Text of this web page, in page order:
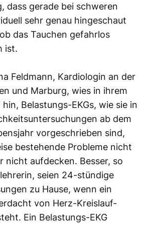
dass gerade bei schweren
sehr genau hingeschaut
das Tauchen gefahrlos
ist.
Feldmann, Kardiologin an der
und Marburg, wies in ihrem
Belastungs-EKGs, wie sie in
ab dem
vorgeschrieben sind,
bestehende Probleme nicht
nicht aufdecken. Besser, so
seien 24-stündige
zu Hause, wenn ein
von Herz-Kreislauf-
Ein Belastungs-EKG